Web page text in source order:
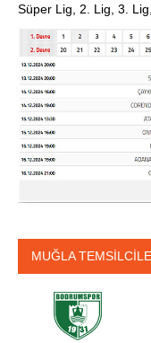
Süper Lig, 2. Lig, 3.
MUĞLA